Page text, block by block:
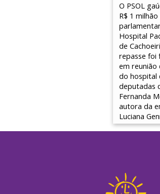
O PSOL
R$ 1
Hospital
de
repasse foi
em reunião
do hospital
deputadas
Fernanda
autora da
Luciana